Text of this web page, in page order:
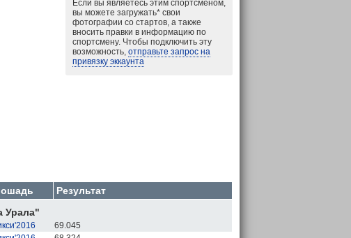
Если вы являетесь этим спортсменом,
вы можете загружать*свои
фотографии со стартов, а также
вносить правки в информацию по
спортсмену. Чтобы подключить эту
возможность, отправьте запрос на
привязку эккаунта
Результат
Урала"
69.045